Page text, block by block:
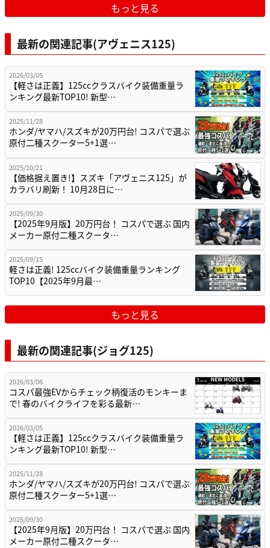
もっと見る
最新の関連記事(アヴェニス125)
2026/03/05
【軽さは正義】125ccクラスバイク装備重量ラ
ンキング最新TOP10! 新型…
2025/11/28
ホンダ/ヤマハ/スズキが20万円台! コスパで選ぶ
原付二種スクーター5+1選…
2025/10/21
【価格据え置き!】スズキ「アヴェニス125」が
カラバリ刷新！ 10月28日に…
2025/09/30
【2025年9月版】20万円台！ コスパで選ぶ 国内
メーカー原付二種スクータ…
2025/09/15
軽さは正義! 125ccバイク装備重量ランキング
TOP10【2025年9月最…
もっと見る
最新の関連記事(ジョグ125)
2026/03/06
コスパ最強EVからチェック柄復活のモンキーま
で! 春のバイクライフを彩る最新…
2026/03/05
【軽さは正義】125ccクラスバイク装備重量ラ
ンキング最新TOP10! 新型…
2025/11/28
ホンダ/ヤマハ/スズキが20万円台! コスパで選ぶ
原付二種スクーター5+1選…
2025/09/30
【2025年9月版】20万円台！ コスパで選ぶ 国内
メーカー原付二種スクータ…